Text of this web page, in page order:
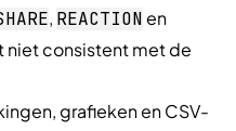
, REACTIONen
niet consistent met de
grafieken en CSV-